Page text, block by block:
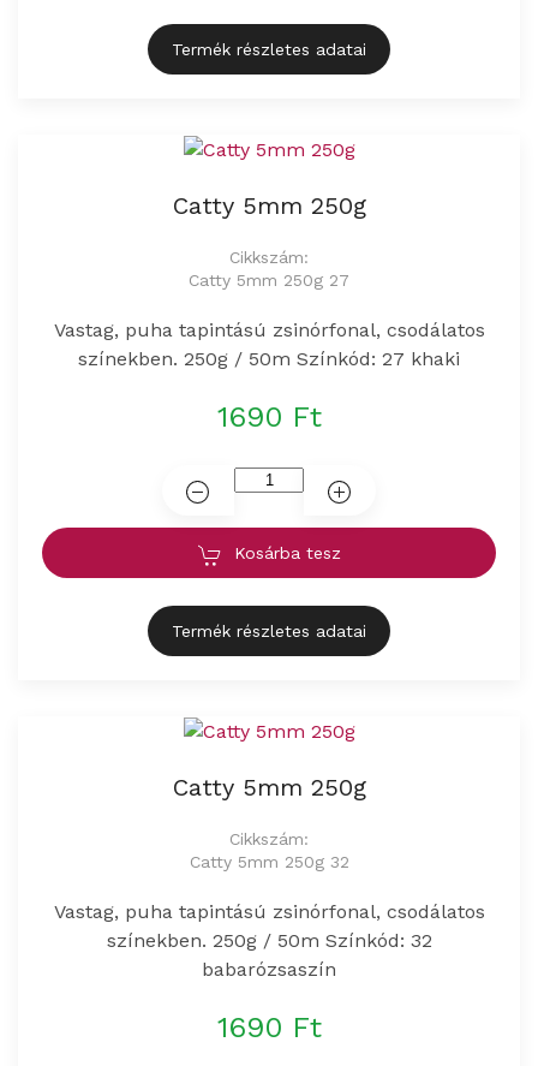
Termék részletes adatai
Catty 5mm 250g
Cikkszám:
Catty 5mm 250g 27
Vastag, puha tapintású zsinórfonal, csodálatos
színekben. 250g / 50m Színkód: 27 khaki
1690 Ft
Kosárba tesz
Termék részletes adatai
Catty 5mm 250g
Cikkszám:
Catty 5mm 250g 32
Vastag, puha tapintású zsinórfonal, csodálatos
színekben. 250g / 50m Színkód: 32
babarózsaszín
1690 Ft